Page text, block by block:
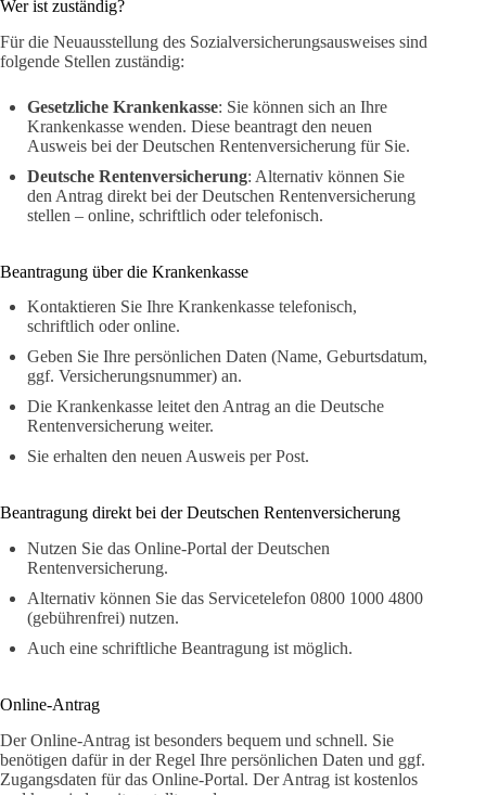
Wer ist zuständig?
Für die Neuausstellung des Sozialversicherungsausweises sind
folgende Stellen zuständig:
Gesetzliche Krankenkasse: Sie können sich an Ihre
Krankenkasse wenden. Diese beantragt den neuen
Ausweis bei der Deutschen Rentenversicherung für Sie.
Deutsche Rentenversicherung: Alternativ können Sie
den Antrag direkt bei der Deutschen Rentenversicherung
stellen – online, schriftlich oder telefonisch.
Beantragung über die Krankenkasse
Kontaktieren Sie Ihre Krankenkasse telefonisch,
schriftlich oder online.
Geben Sie Ihre persönlichen Daten (Name, Geburtsdatum,
ggf. Versicherungsnummer) an.
Die Krankenkasse leitet den Antrag an die Deutsche
Rentenversicherung weiter.
Sie erhalten den neuen Ausweis per Post.
Beantragung direkt bei der Deutschen Rentenversicherung
Nutzen Sie das Online-Portal der Deutschen
Rentenversicherung.
Alternativ können Sie das Servicetelefon 0800 1000 4800
(gebührenfrei) nutzen.
Auch eine schriftliche Beantragung ist möglich.
Online-Antrag
Der Online-Antrag ist besonders bequem und schnell. Sie
benötigen dafür in der Regel Ihre persönlichen Daten und ggf.
Zugangsdaten für das Online-Portal. Der Antrag ist kostenlos